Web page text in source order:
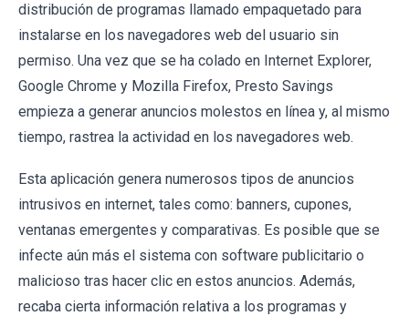
distribución de programas llamado empaquetado para
instalarse en los navegadores web del usuario sin
permiso. Una vez que se ha colado en Internet Explorer,
Google Chrome y Mozilla Firefox, Presto Savings
empieza a generar anuncios molestos en línea y, al mismo
tiempo, rastrea la actividad en los navegadores web.
Esta aplicación genera numerosos tipos de anuncios
intrusivos en internet, tales como: banners, cupones,
ventanas emergentes y comparativas. Es posible que se
infecte aún más el sistema con software publicitario o
malicioso tras hacer clic en estos anuncios. Además,
recaba cierta información relativa a los programas y